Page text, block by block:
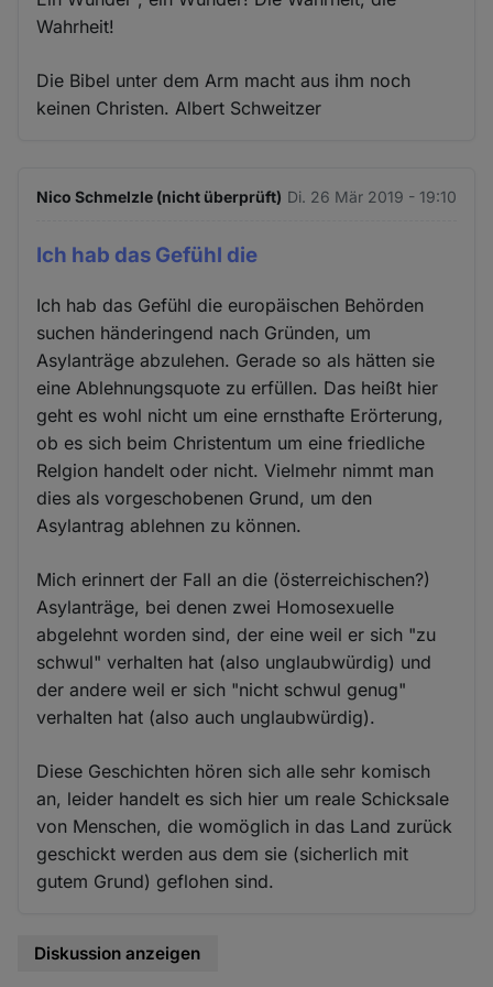
Wahrheit!
Die Bibel unter dem Arm macht aus ihm noch
keinen Christen. Albert Schweitzer
Nico Schmelzle (nicht überprüft) Di. 26 Mär 2019 - 19:10
Ich hab das Gefühl die
Ich hab das Gefühl die europäischen Behörden
suchen händeringend nach Gründen, um
Asylanträge abzulehen. Gerade so als hätten sie
eine Ablehnungsquote zu erfüllen. Das heißt hier
geht es wohl nicht um eine ernsthafte Erörterung,
ob es sich beim Christentum um eine friedliche
Relgion handelt oder nicht. Vielmehr nimmt man
dies als vorgeschobenen Grund, um den
Asylantrag ablehnen zu können.
Mich erinnert der Fall an die (österreichischen?)
Asylanträge, bei denen zwei Homosexuelle
abgelehnt worden sind, der eine weil er sich "zu
schwul" verhalten hat (also unglaubwürdig) und
der andere weil er sich "nicht schwul genug"
verhalten hat (also auch unglaubwürdig).
Diese Geschichten hören sich alle sehr komisch
an, leider handelt es sich hier um reale Schicksale
von Menschen, die womöglich in das Land zurück
geschickt werden aus dem sie (sicherlich mit
gutem Grund) geflohen sind.
Diskussion anzeigen